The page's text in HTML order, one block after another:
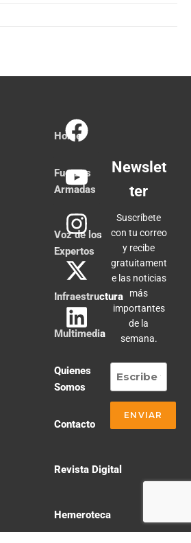
Home
Fuerzas
Armadas
Voz de los
Expertos
Infraestructura
Multimedia
Quienes
Somos
Contacto
Revista Digital
Hemeroteca
Newslet
ter
Suscríbete
con tu correo
y recibe
gratuitament
e las noticias
más
importantes
de la
semana.